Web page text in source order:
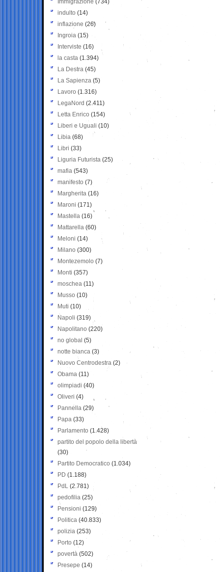
Immigrazione (734)
indulto (14)
inflazione (26)
Ingroia (15)
Interviste (16)
la casta (1.394)
La Destra (45)
La Sapienza (5)
Lavoro (1.316)
LegaNord (2.411)
Letta Enrico (154)
Liberi e Uguali (10)
Libia (68)
Libri (33)
Liguria Futurista (25)
mafia (543)
manifesto (7)
Margherita (16)
Maroni (171)
Mastella (16)
Mattarella (60)
Meloni (14)
Milano (300)
Montezemolo (7)
Monti (357)
moschea (11)
Musso (10)
Muti (10)
Napoli (319)
Napolitano (220)
no global (5)
notte bianca (3)
Nuovo Centrodestra (2)
Obama (11)
olimpiadi (40)
Oliveri (4)
Pannella (29)
Papa (33)
Parlamento (1.428)
partito del popolo della libertà
(30)
Partito Democratico (1.034)
PD (1.188)
PdL (2.781)
pedofilia (25)
Pensioni (129)
Politica (40.833)
polizia (253)
Porto (12)
povertà (502)
Presepe (14)